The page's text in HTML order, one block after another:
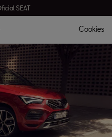
SEAT
Cookies